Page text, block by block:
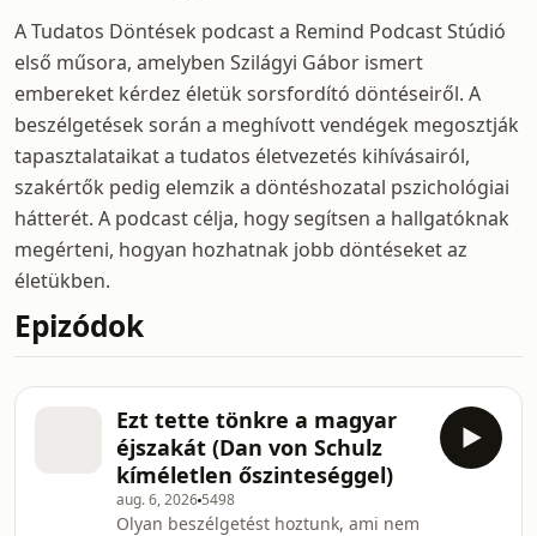
A Tudatos Döntések podcast a Remind Podcast Stúdió
első műsora, amelyben Szilágyi Gábor ismert
embereket kérdez életük sorsfordító döntéseiről. A
beszélgetések során a meghívott vendégek megosztják
tapasztalataikat a tudatos életvezetés kihívásairól,
szakértők pedig elemzik a döntéshozatal pszichológiai
hátterét. A podcast célja, hogy segítsen a hallgatóknak
megérteni, hogyan hozhatnak jobb döntéseket az
életükben.
Epizódok
Ezt tette tönkre a magyar
éjszakát (Dan von Schulz
kíméletlen őszinteséggel)
aug. 6, 2026 5498
Olyan beszélgetést hoztunk, ami nem